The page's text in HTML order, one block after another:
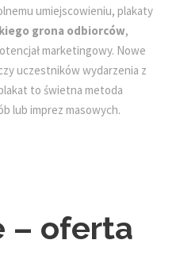
umiejscowieniu, plakaty
grona odbiorców,
marketingowy. Nowe
uczestników wydarzenia z
to świetna metoda
lub imprez masowych.
– oferta